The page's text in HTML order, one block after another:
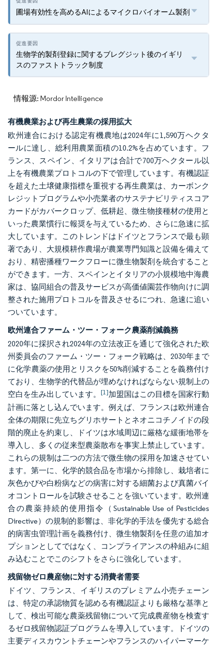
圃場有効性を高めるAIによるマイクロバイオーム製剤
生物学的製剤登録に関するブレグジット後のイギリ
スのファストトラック制度
情報源: Mordor Intelligence
有機農業および再生農業の採用拡大
欧州連合における認定有機農地は2024年に1,590万ヘクタ
ールに達し、総利用農業面積の10.2%を占めています。フ
ランス、スペイン、イタリアは合計で700万ヘクタール以
上を有機農業プロトコルの下で管理しています。有機認証
を超えた土壌健康指標を重視する再生農業は、カーボンク
レジットプログラムや小売業者のサステナビリティスコア
カードがカバークロップ、低耕起、微生物接種材の使用と
いった農業慣行に報奨を与えているため、さらに急速に拡
大しています。このトレンドはドイツとフランスで最も顕
著であり、大規模耕作農場が農業専門知識と設備を備えて
おり、精密播種ワークフローに微生物製剤を統合すること
ができます。一方、スペインとイタリアの小規模地中海農
家は、協同組合の普及サービスが高価値園芸作物向けに調
整された施用プロトコルを普及させるにつれ、急速に追い
ついています。
欧州連合ファーム・ツー・フォーク農薬削減義務
2020年に採択され2024年の立法改正を通じて強化された欧
州委員会のファーム・ツー・フォーク戦略は、2030年まで
に化学農薬の使用とリスクを50%削減することを義務付け
ており、生物学的代替品が埋めなければならない規制上の
空白を生み出しています。 [1]加盟国はこの目標を国家行動
計画に落とし込んでいます。例えば、フランスは欧州連合
全体の期限に先立ちグリホサートとネオニコチノイドの段
階的廃止を約束し、ドイツは水域周辺に厳格な緩衝地帯を
導入し、多くの従来型農薬散布を事実上禁止しています。
これらの規制は二つの方法で微生物の採用を加速させてい
ます。第一に、化学的競合品を市場から排除し、栽培者に
灰色かびや白粉病などの病害に対する細菌および真菌バイ
オコントロールを試験させることを強いています。欧州連
合の農薬持続的使用指令（Sustainable Use of Pesticides
Directive）の規制的影響は、非化学的手法を優先する総合
的病害虫管理計画を義務付け、微生物製剤を任意の追加オ
プションとしてではなく、コンプライアンスの枠組みに組
み込むことでこのシフトをさらに強化しています。
残留物ゼロ農産物に対する消費者需要
ドイツ、フランス、イギリスのプレミアム小売チェーン
は、特定の承認物質を認める有機認証よりも厳格な基準と
して、検出可能な農薬残留物について完成農産物を検査す
るゼロ残留物認証プログラムを導入しています。ドイツの
主要ディスカウントチェーンやフランスのハイパーマーケ